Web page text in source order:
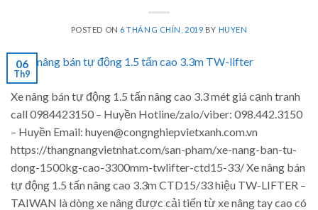
POSTED ON 6 THÁNG CHÍN, 2019 BY HUYEN
06
Th9
Xe nâng bán tự động 1.5 tấn nâng cao 3.3 mét giá cạnh tranh
call 0984423150 – Huyền Hotline/zalo/viber: 098.442.3150
– Huyền Email: huyen@congnghiepvietxanh.com.vn
https://thangnangvietnhat.com/san-pham/xe-nang-ban-tu-
dong-1500kg-cao-3300mm-twlifter-ctd15-33/ Xe nâng bán
tự động 1.5 tấn nâng cao 3.3m CTD15/33 hiệu TW-LIFTER –
TAIWAN là dòng xe nâng được cải tiến từ xe nâng tay cao có